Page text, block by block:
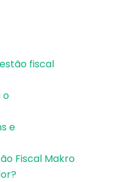
fiscal
o
e
Fiscal Makro